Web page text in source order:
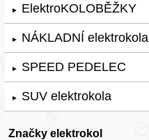
► ElektroKOLOBĚŽKY
► NÁKLADNÍ elektrokola
► SPEED PEDELEC
► SUV elektrokola
Značky elektrokol